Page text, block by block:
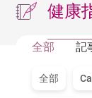
健康
全部 記
全部